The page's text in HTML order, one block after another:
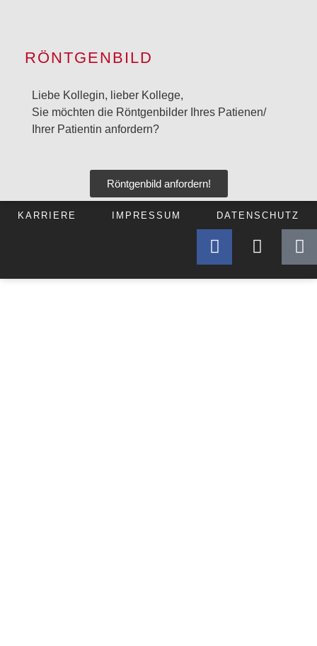
RÖNTGENBILD
Liebe Kollegin, lieber Kollege,
Sie möchten die Röntgenbilder Ihres Patienen/
Ihrer Patientin anfordern?
Röntgenbild anfordern!
KARRIERE IMPRESSUM DATENSCHUTZ